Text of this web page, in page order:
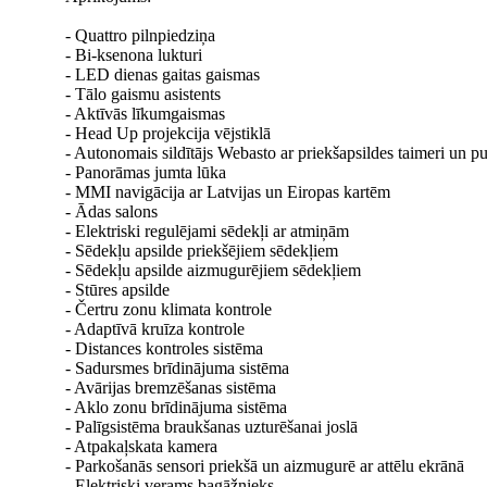
- Quattro pilnpiedziņa
- Bi-ksenona lukturi
- LED dienas gaitas gaismas
- Tālo gaismu asistents
- Aktīvās līkumgaismas
- Head Up projekcija vējstiklā
- Autonomais sildītājs Webasto ar priekšapsildes taimeri un
- Panorāmas jumta lūka
- MMI navigācija ar Latvijas un Eiropas kartēm
- Ādas salons
- Elektriski regulējami sēdekļi ar atmiņām
- Sēdekļu apsilde priekšējiem sēdekļiem
- Sēdekļu apsilde aizmugurējiem sēdekļiem
- Stūres apsilde
- Čertru zonu klimata kontrole
- Adaptīvā kruīza kontrole
- Distances kontroles sistēma
- Sadursmes brīdinājuma sistēma
- Avārijas bremzēšanas sistēma
- Aklo zonu brīdinājuma sistēma
- Palīgsistēma braukšanas uzturēšanai joslā
- Atpakaļskata kamera
- Parkošanās sensori priekšā un aizmugurē ar attēlu ekrānā